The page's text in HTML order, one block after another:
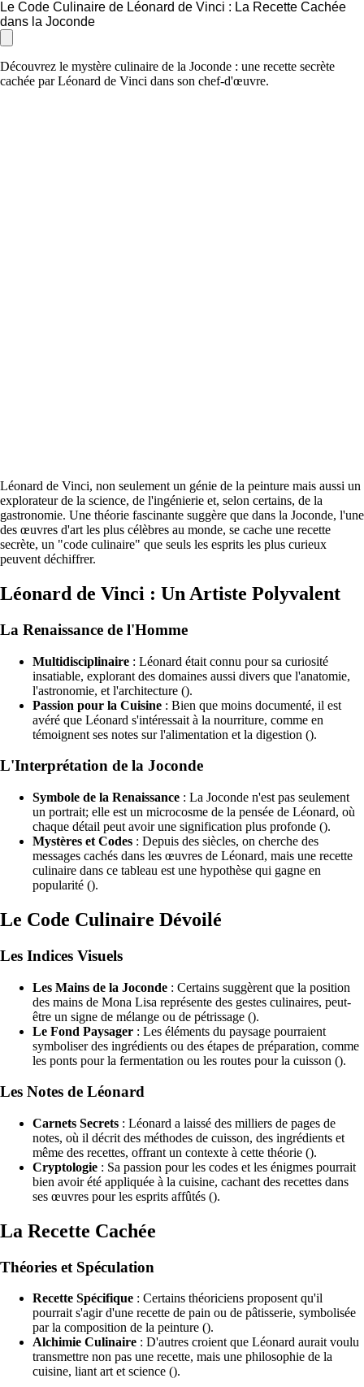
Le Code Culinaire de Léonard de Vinci : La Recette Cachée
dans la Joconde
Découvrez le mystère culinaire de la Joconde : une recette secrète
cachée par Léonard de Vinci dans son chef-d'œuvre.
Léonard de Vinci, non seulement un génie de la peinture mais aussi un
explorateur de la science, de l'ingénierie et, selon certains, de la
gastronomie. Une théorie fascinante suggère que dans la Joconde, l'une
des œuvres d'art les plus célèbres au monde, se cache une recette
secrète, un "code culinaire" que seuls les esprits les plus curieux
peuvent déchiffrer.
Léonard de Vinci : Un Artiste Polyvalent
La Renaissance de l'Homme
Multidisciplinaire : Léonard était connu pour sa curiosité
insatiable, explorant des domaines aussi divers que l'anatomie,
l'astronomie, et l'architecture ().
Passion pour la Cuisine : Bien que moins documenté, il est
avéré que Léonard s'intéressait à la nourriture, comme en
témoignent ses notes sur l'alimentation et la digestion ().
L'Interprétation de la Joconde
Symbole de la Renaissance : La Joconde n'est pas seulement
un portrait; elle est un microcosme de la pensée de Léonard, où
chaque détail peut avoir une signification plus profonde ().
Mystères et Codes : Depuis des siècles, on cherche des
messages cachés dans les œuvres de Léonard, mais une recette
culinaire dans ce tableau est une hypothèse qui gagne en
popularité ().
Le Code Culinaire Dévoilé
Les Indices Visuels
Les Mains de la Joconde : Certains suggèrent que la position
des mains de Mona Lisa représente des gestes culinaires, peut-
être un signe de mélange ou de pétrissage ().
Le Fond Paysager : Les éléments du paysage pourraient
symboliser des ingrédients ou des étapes de préparation, comme
les ponts pour la fermentation ou les routes pour la cuisson ().
Les Notes de Léonard
Carnets Secrets : Léonard a laissé des milliers de pages de
notes, où il décrit des méthodes de cuisson, des ingrédients et
même des recettes, offrant un contexte à cette théorie ().
Cryptologie : Sa passion pour les codes et les énigmes pourrait
bien avoir été appliquée à la cuisine, cachant des recettes dans
ses œuvres pour les esprits affûtés ().
La Recette Cachée
Théories et Spéculation
Recette Spécifique : Certains théoriciens proposent qu'il
pourrait s'agir d'une recette de pain ou de pâtisserie, symbolisée
par la composition de la peinture ().
Alchimie Culinaire : D'autres croient que Léonard aurait voulu
transmettre non pas une recette, mais une philosophie de la
cuisine, liant art et science ().